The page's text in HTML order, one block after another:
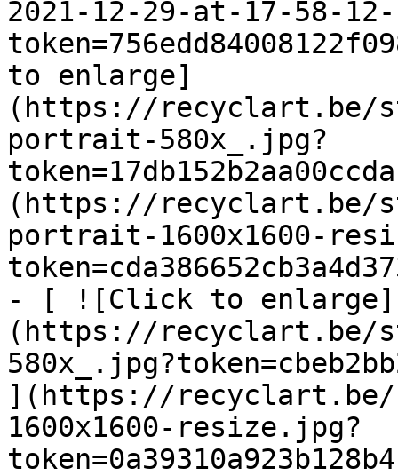
2021-12-29-at-17-58-
to enlarge]
(https://recyclart.be/
portrait-580x_.jpg?
(https://recyclart.be/
portrait-1600x1600-
- [ ![Click to enlarge]
(https://recyclart.be/
](https://
1600x1600-resize.jpg?